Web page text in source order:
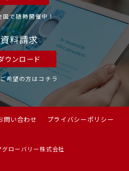
国で随時開催中！
資料請求
ウンロード
希望の方はコチラ
問い合わせ プライバシーポリシー
グローバリー株式会社